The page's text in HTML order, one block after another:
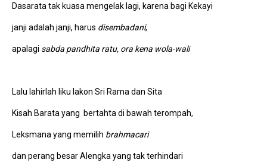
Dasarata tak kuasa mengelak lagi, karena bagi Kekayi
janji adalah janji, harus disembadani,
apalagi sabda pandhita ratu, ora kena wola-wali
Lalu lahirlah liku lakon Sri Rama dan Sita
Kisah Barata yang bertahta di bawah terompah,
Leksmana yang memilih brahmacari
dan perang besar Alengka yang tak terhindari